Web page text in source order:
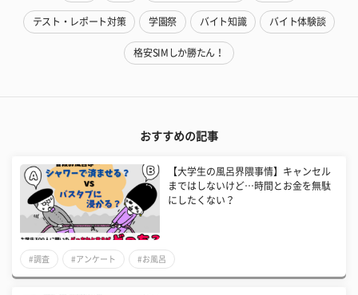
テスト・レポート対策 学園祭 バイト知識 バイト体験談
格安SIMしか勝たん！
おすすめの記事
【大学生の風呂界隈事情】キャンセル
まではしないけど…時間とお金を無駄
にしたくない？
#調査 #アンケート #お風呂